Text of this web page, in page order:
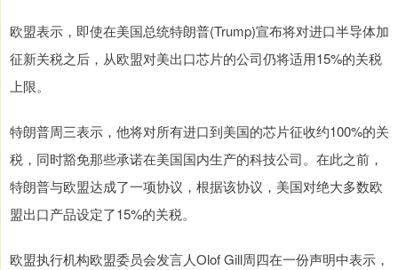
欧盟表示，即使在美国总统特朗普(Trump)宣布将对进口半导体加
征新关税之后，从欧盟对美出口芯片的公司仍将适用15%的关税
上限。
特朗普周三表示，他将对所有进口到美国的芯片征收约100%的关
税，同时豁免那些承诺在美国国内生产的科技公司。在此之前，
特朗普与欧盟达成了一项协议，根据该协议，美国对绝大多数欧
盟出口产品设定了15%的关税。
欧盟执行机构欧盟委员会发言人Olof Gill周四在一份声明中表示，